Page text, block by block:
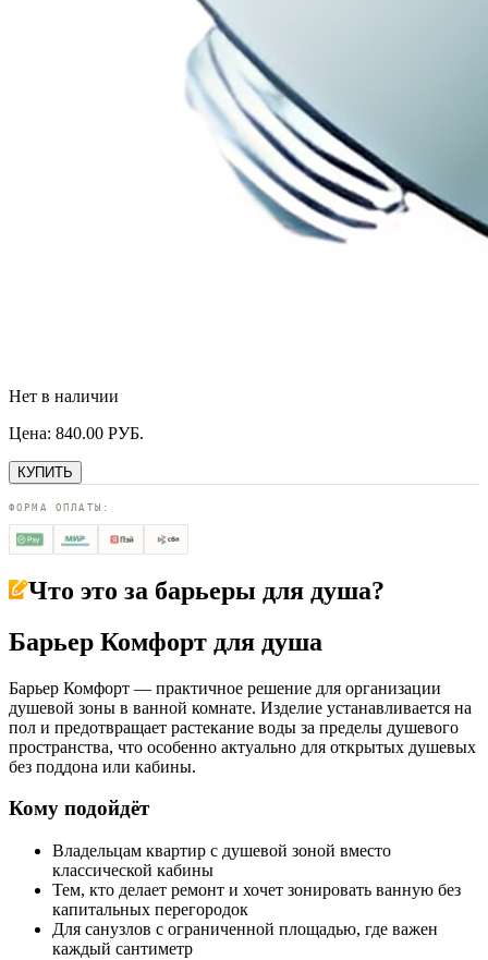
Нет в наличии
Цена: 840.00 РУБ.
КУПИТЬ
ФОРМА ОПЛАТЫ:
Что это за барьеры для душа?
Барьер Комфорт для душа
Барьер Комфорт — практичное решение для организации
душевой зоны в ванной комнате. Изделие устанавливается на
пол и предотвращает растекание воды за пределы душевого
пространства, что особенно актуально для открытых душевых
без поддона или кабины.
Кому подойдёт
Владельцам квартир с душевой зоной вместо
классической кабины
Тем, кто делает ремонт и хочет зонировать ванную без
капитальных перегородок
Для санузлов с ограниченной площадью, где важен
каждый сантиметр